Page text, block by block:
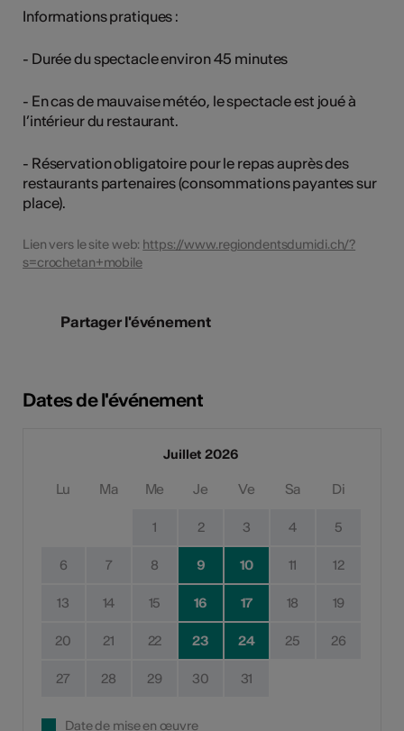
Informations pratiques :
- Durée du spectacle environ 45 minutes
- En cas de mauvaise météo, le spectacle est joué à
l’intérieur du restaurant.
- Réservation obligatoire pour le repas auprès des
restaurants partenaires (consommations payantes sur
place).
Lien vers le site web: https://www.regiondentsdumidi.ch/?
s=crochetan+mobile
Partager l'événement
Dates de l'événement
Juillet 2026
Lu Ma Me Je Ve Sa Di
1 2 3 4 5
6 7 8 9 10 11 12
13 14 15 16 17 18 19
20 21 22 23 24 25 26
27 28 29 30 31
Date de mise en œuvre